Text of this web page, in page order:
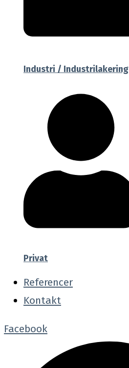
Industri / Industrilakering
Privat
Referencer
Kontakt
Facebook